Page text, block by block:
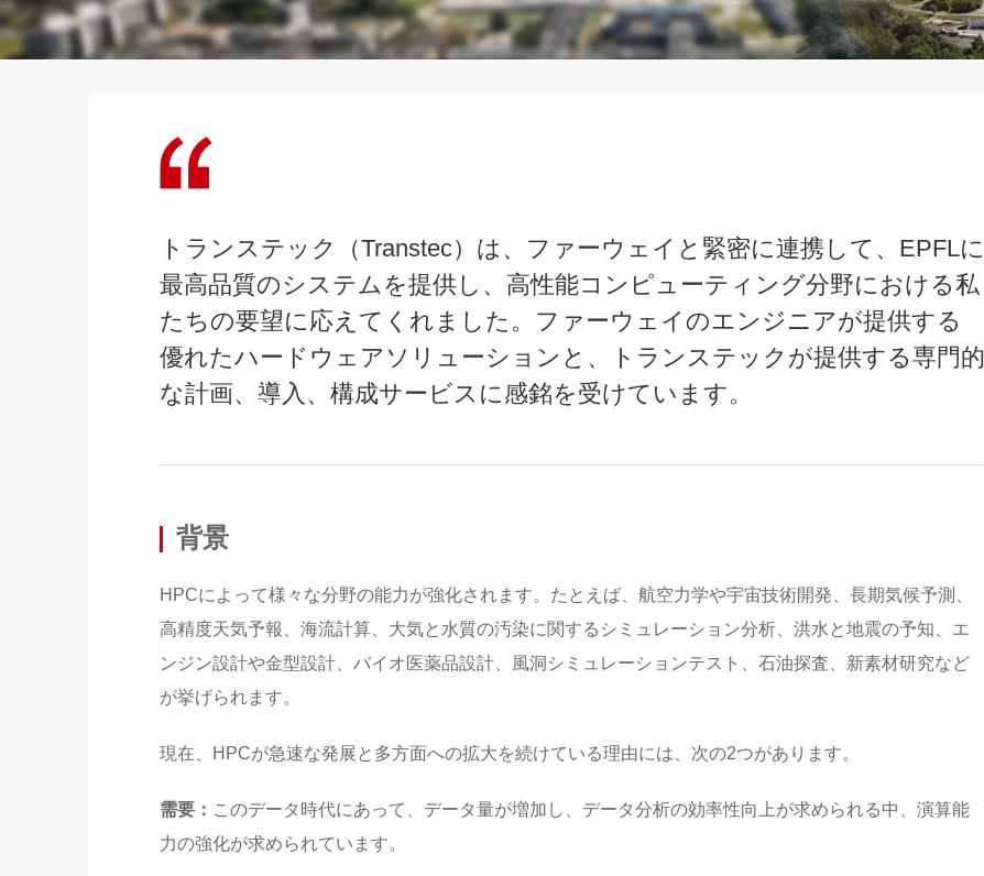
トランステック（Transtec）は、ファーウェイと緊密に連携して、EPFLに
最高品質のシステムを提供し、高性能コンピューティング分野における私
たちの要望に応えてくれました。ファーウェイのエンジニアが提供する
優れたハードウェアソリューションと、トランステックが提供する専門的
な計画、導入、構成サービスに感銘を受けています。
背景
HPCによって様々な分野の能力が強化されます。たとえば、航空力学や宇宙技術開発、長期気候予測、
高精度天気予報、海流計算、大気と水質の汚染に関するシミュレーション分析、洪水と地震の予知、エ
ンジン設計や金型設計、バイオ医薬品設計、風洞シミュレーションテスト、石油探査、新素材研究など
が挙げられます。
現在、HPCが急速な発展と多方面への拡大を続けている理由には、次の2つがあります。
需要： このデータ時代にあって、データ量が増加し、データ分析の効率性向上が求められる中、演算能
力の強化が求められています。